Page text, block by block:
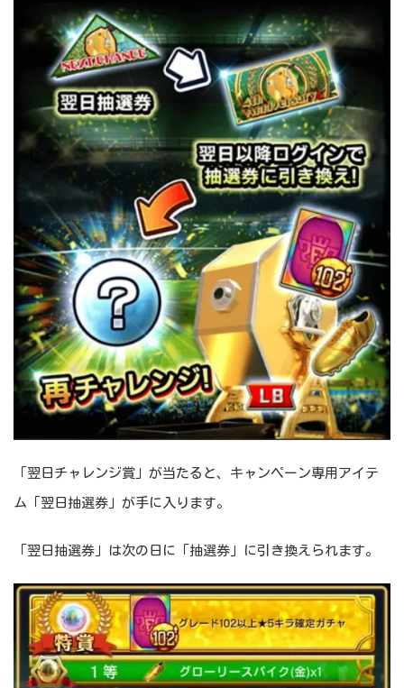
「翌日チャレンジ賞」が当たると、キャンペーン専用アイテ
ム「翌日抽選券」が手に入ります。
「翌日抽選券」は次の日に「抽選券」に引き換えられます。